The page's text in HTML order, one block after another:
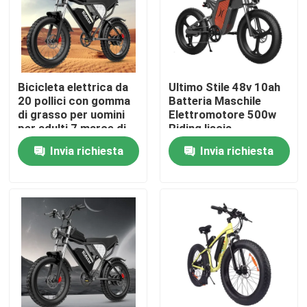
Giro della fabbrica
Controllo di qualità
Richieda una citazione
Ridstar Electric Bike
Bici elettrici per la città
Fat Tire Mountain Bike elettrica
Bicicleta elettrica da
20 pollici con gomma
di grasso per uomini
per adulti 7 marce di
velocità 40-100Km
Invia richiesta
Ultimo Stile 48v 10ah
Batteria Maschile
Elettromotore 500w
Riding liscia
Invia richiesta